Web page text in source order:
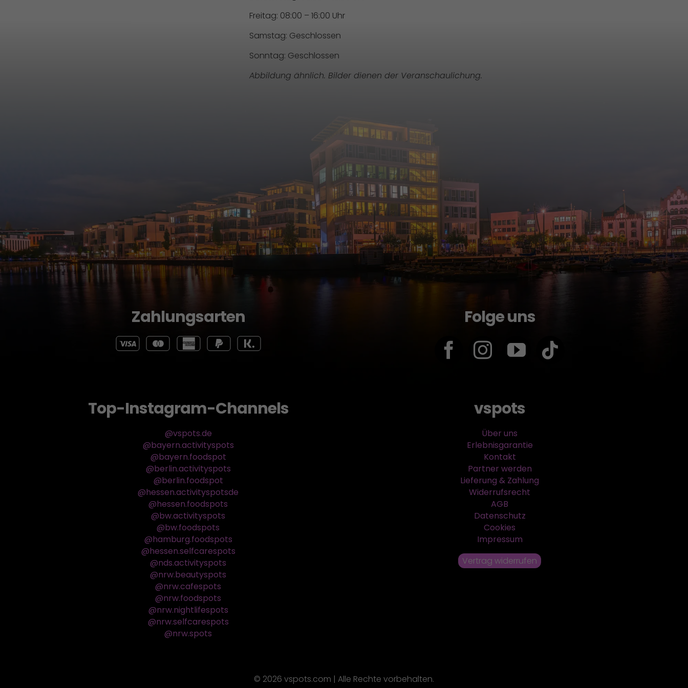
Freitag: 08:00 – 16:00 Uhr
Samstag: Geschlossen
Sonntag: Geschlossen
Abbildung ähnlich. Bilder dienen der Veranschaulichung.
Zahlungsarten Folge uns
Top-Instagram-Channels
@vspots.de
@bayern.activityspots
@bayern.foodspot
@berlin.activityspots
@berlin.foodspot
@hessen.activityspotsde
@hessen.foodspots
@bw.activityspots
@bw.foodspots
@hamburg.foodspots
@hessen.selfcarespots
@nds.activityspots
@nrw.beautyspots
@nrw.cafespots
@nrw.foodspots
@nrw.nightlifespots
@nrw.selfcarespots
@nrw.spots
vspots
Über uns
Erlebnisgarantie
Kontakt
Partner werden
Lieferung & Zahlung
Widerrufsrecht
AGB
Datenschutz
Cookies
Impressum
Vertrag widerrufen
© 2026 vspots.com | Alle Rechte vorbehalten.